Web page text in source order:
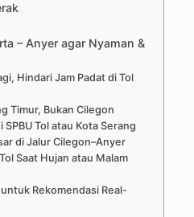
– Anyer agar Nyaman &
Hindari Jam Padat di Tol
Timur, Bukan Cilegon
SPBU Tol atau Kota Serang
di Jalur Cilegon–Anyer
Saat Hujan atau Malam
Rekomendasi Real-